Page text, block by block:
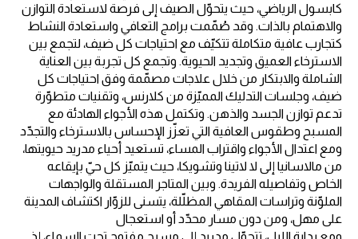
كابسول الرياضي، حيث يتحوّل الصيف إلى فرصة لاستعادة التوازن
والاهتمام بالذات. وقد صُمّمت برامج التعافي واستعادة النشاط
كتجارب عافية متكاملة تتكيّف مع احتياجات كل ضيف، لتجمع بين
الاسترخاء العميق وتجديد الحيوية. وتجمع كل تجربة بين العناية
الشاملة والابتكار من خلال علاجات مصمّمة وفق احتياجات كل
ضيف، وجلسات التدليك المميّزة من كلارنس، وتقنيات متطوّرة
تدعم توازن الجسد والذهن. وتكتمل هذه الأجواء الهادئة مع
المسبح وطقوس العافية التي تعزّز الإحساس بالاسترخاء والتجدّد
ومع اعتدال الأجواء واقتراب المساء، تستعيد أحياء مدريد حيويتها،
من مالاسانيا إلى لا لاتينا وتشويكا، حيث يتميّز كل حيّ بإيقاعه
الخاص وتفاصيله الفريدة. وبين المتاجر المستقلة والواجهات
الملوّنة وتراسات المقاهي المظلّلة، يتسنى للزوّار اكتشاف المدينة
على مهل، ومن دون مسار محدّد أو استعجال
ومع بداية الليل، تتحوّل مدريد إلى مسرح مفتوح تحت السماء، إذ